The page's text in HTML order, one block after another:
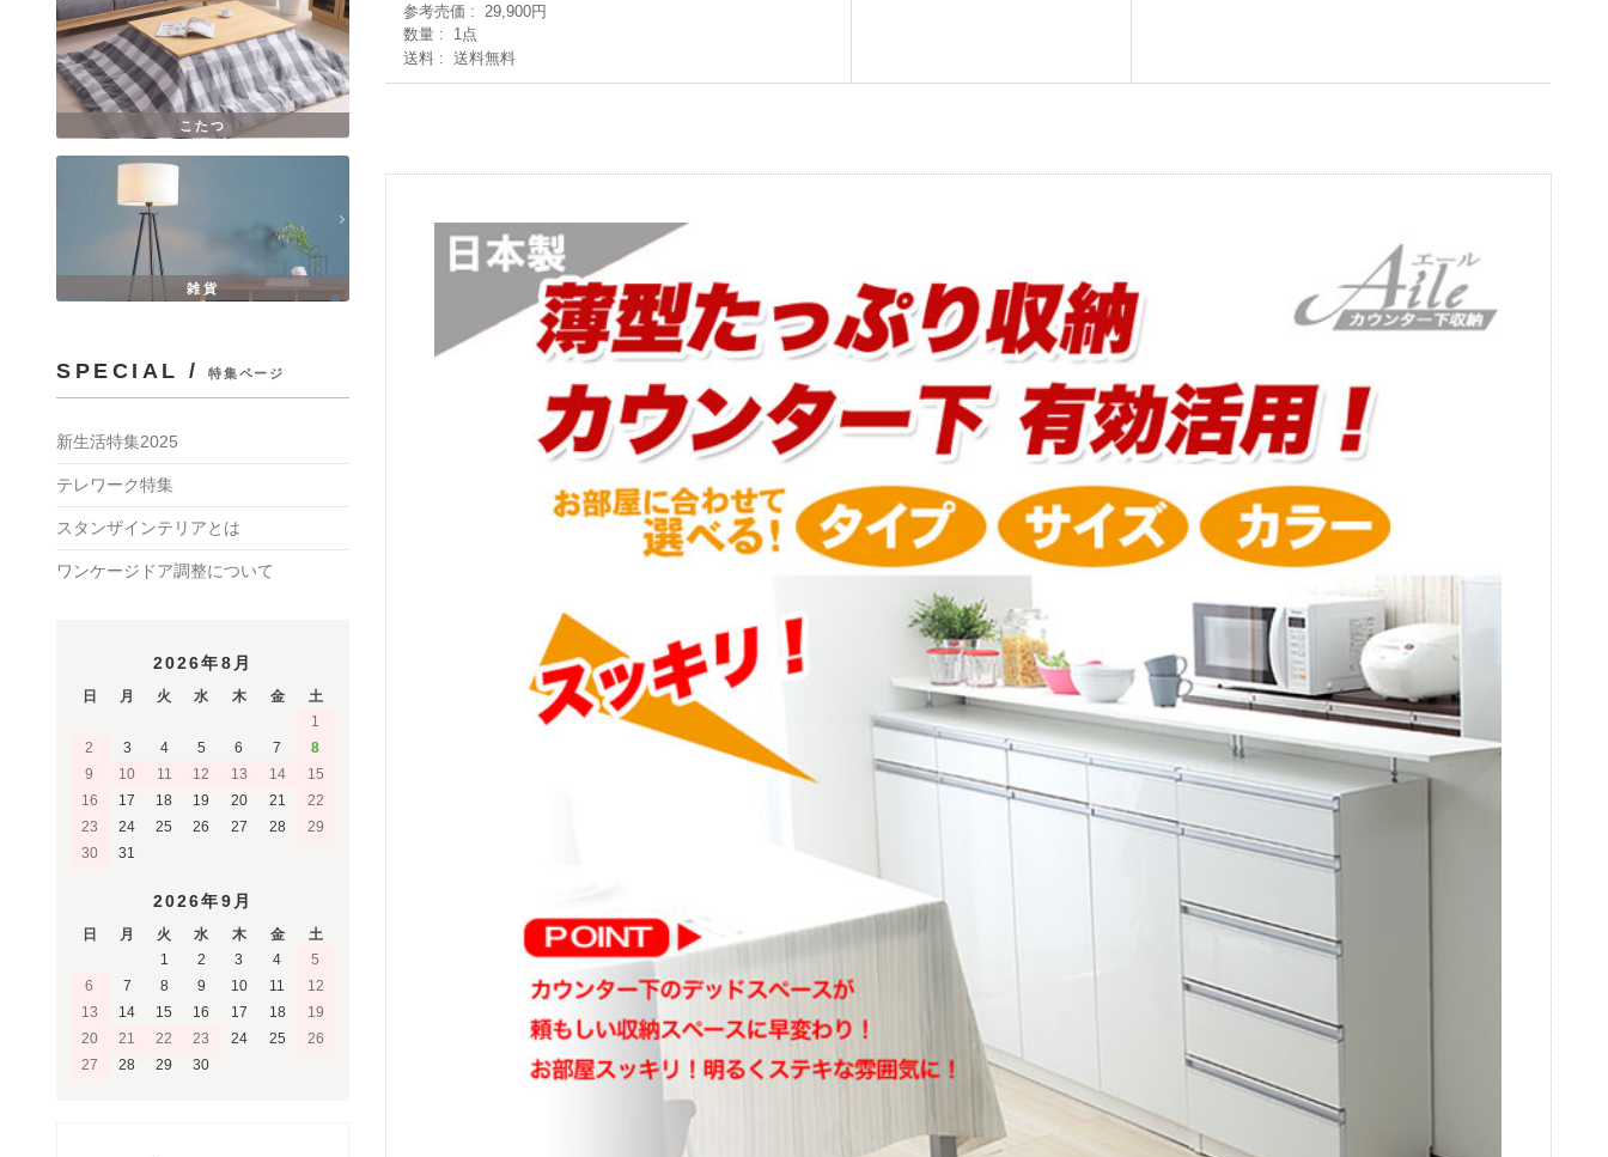
参考売価
29,900円
数量
1点
送料
送料無料
こたつ
雑貨
SPECIAL / 特集ページ
新生活特集2025
テレワーク特集
スタンザインテリアとは
ワンケージドア調整について
2026年8月
日 月 火 水 木 金
土
1
2
3 4 5 6 7
8
9
10 11 12 13 14
15
16
17 18 19 20 21
22
23
24 25 26 27 28
29
30
31
2026年9月
日 月 火 水 木 金
土
1
2 3 4
5
6
7 8 9 10 11
12
13
14 15 16 17 18
19
20
21 22 23 24 25
26
27
28 29 30